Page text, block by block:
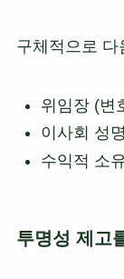
구체적으로
위임장 (변
이사회 성
수익적 소
투명성 제고